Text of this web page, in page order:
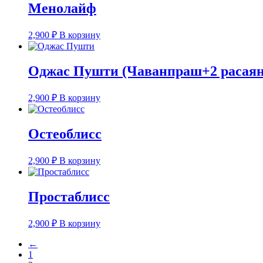
Менолайф
2,900 ₽ В корзину
Оджас Пушти (Чаванпраш+2
2,900 ₽ В корзину
Остеоблисс
2,900 ₽ В корзину
Простаблисс
2,900 ₽ В корзину
←
1